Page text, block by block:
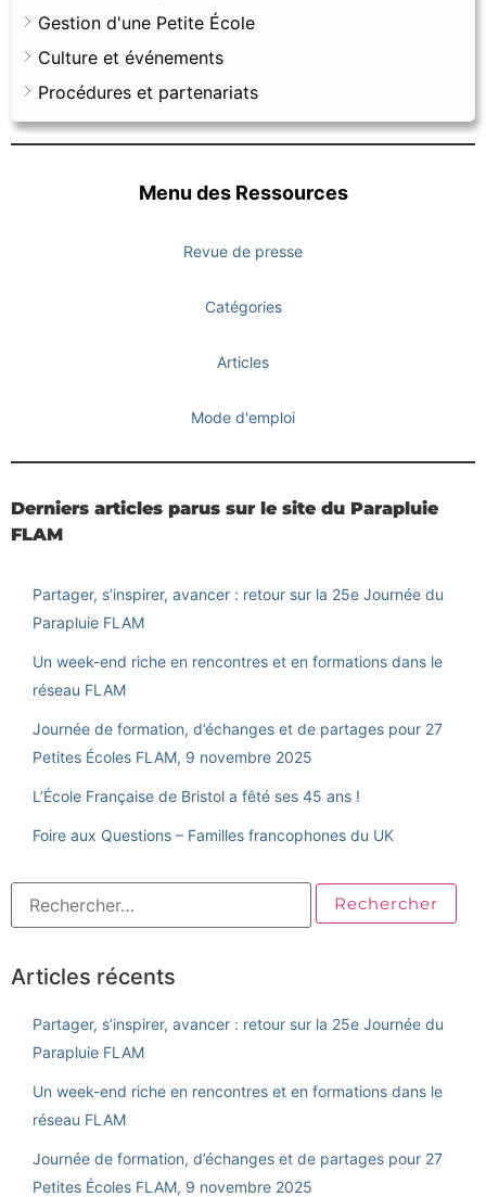
Gestion d'une Petite École
Culture et événements
Procédures et partenariats
Menu des Ressources
Revue de presse
Catégories
Articles
Mode d'emploi
Derniers articles parus sur le site du Parapluie
FLAM
Partager, s’inspirer, avancer : retour sur la 25e Journée du
Parapluie FLAM
Un week-end riche en rencontres et en formations dans le
réseau FLAM
Journée de formation, d’échanges et de partages pour 27
Petites Écoles FLAM, 9 novembre 2025
L’École Française de Bristol a fêté ses 45 ans !
Foire aux Questions – Familles francophones du UK
Articles récents
Partager, s’inspirer, avancer : retour sur la 25e Journée du
Parapluie FLAM
Un week-end riche en rencontres et en formations dans le
réseau FLAM
Journée de formation, d’échanges et de partages pour 27
Petites Écoles FLAM, 9 novembre 2025